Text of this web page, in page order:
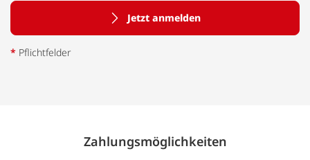
Jetzt anmelden
* Pflichtfelder
Zahlungs­möglich­keiten